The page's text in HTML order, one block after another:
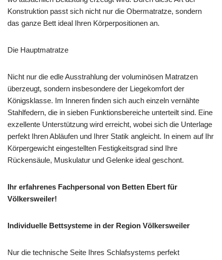
Konstruktion passt sich nicht nur die Obermatratze, sondern
das ganze Bett ideal Ihren Körperpositionen an.
Die Hauptmatratze
Nicht nur die edle Ausstrahlung der voluminösen Matratzen
überzeugt, sondern insbesondere der Liegekomfort der
Königsklasse. Im Inneren finden sich auch einzeln vernähte
Stahlfedern, die in sieben Funktionsbereiche unterteilt sind. Eine
exzellente Unterstützung wird erreicht, wobei sich die Unterlage
perfekt Ihren Abläufen und Ihrer Statik angleicht. In einem auf Ihr
Körpergewicht eingestellten Festigkeitsgrad sind Ihre
Rückensäule, Muskulatur und Gelenke ideal geschont.
Ihr erfahrenes Fachpersonal von Betten Ebert für
Völkersweiler!
Individuelle Bettsysteme in der Region Völkersweiler
Nur die technische Seite Ihres Schlafsystems perfekt